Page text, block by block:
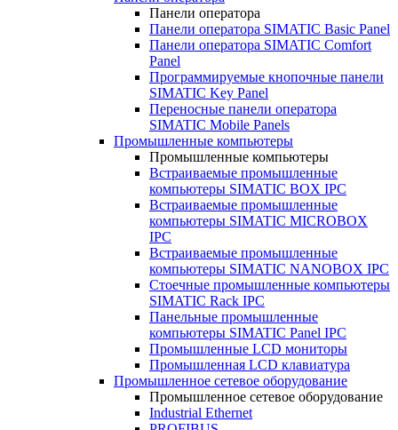
Панели оператора
Панели оператора SIMATIC Basic Panel
Панели оператора SIMATIC Comfort
Panel
Программируемые кнопочные панели
SIMATIC Key Panel
Переносные панели оператора
SIMATIC Mobile Panels
Промышленные компьютеры
Промышленные компьютеры
Встраиваемые промышленные
компьютеры SIMATIC BOX IPC
Встраиваемые промышленные
компьютеры SIMATIC MICROBOX
IPC
Встраиваемые промышленные
компьютеры SIMATIC NANOBOX IPC
Стоечные промышленные компьютеры
SIMATIC Rack IPC
Панельные промышленные
компьютеры SIMATIC Panel IPC
Промышленные LCD мониторы
Промышленная LCD клавиатура
Промышленное сетевое оборудование
Промышленное сетевое оборудование
Industrial Ethernet